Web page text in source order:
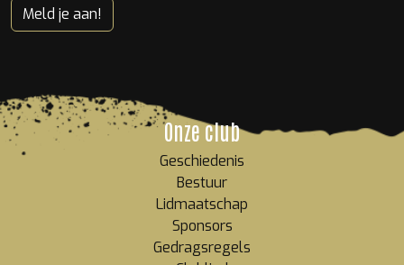
Meld je aan!
Onze club
Geschiedenis
Bestuur
Lidmaatschap
Sponsors
Gedragsregels